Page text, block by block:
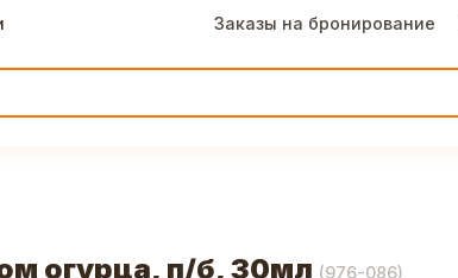
Заказы на бронирование
огурца, п/б, 30мл (976-086)